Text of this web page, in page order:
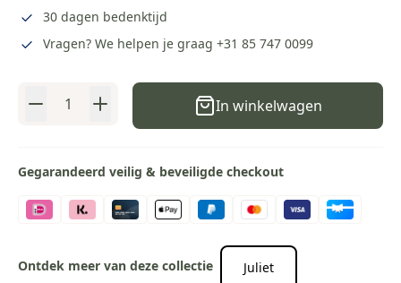
30 dagen bedenktijd
Vragen? We helpen je graag +31 85 747 0099
Aantal In winkelwagen
Gegarandeerd veilig & beveiligde checkout
Ontdek meer van deze collectie Juliet